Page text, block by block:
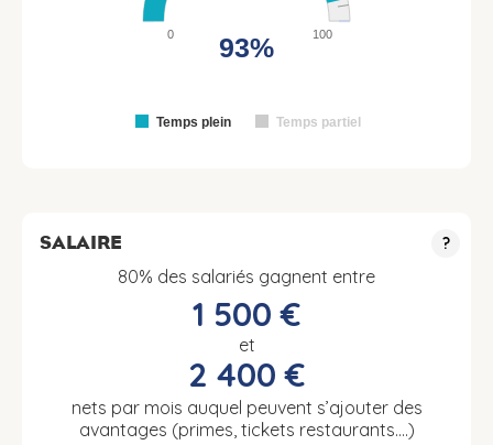
Temps plein Temps partiel
0 100
93%
SALAIRE ?
80% des salariés gagnent entre
1 500 €
et
2 400 €
nets par mois auquel peuvent s’ajouter des
avantages (primes, tickets restaurants….)